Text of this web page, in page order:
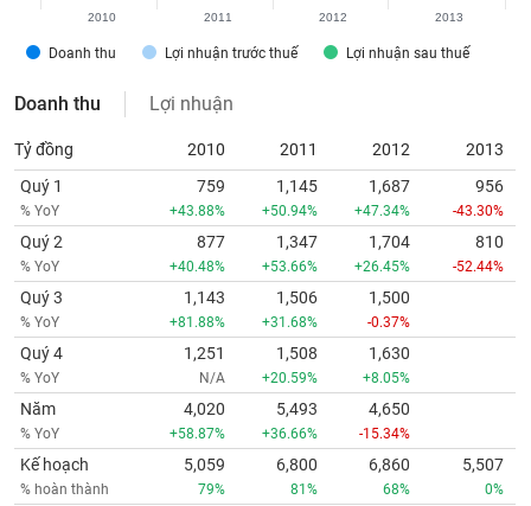
Doanh thu Lợi nhuận trước thuế Lợi nhuận sau thuế
2010 2011 2012 2013
Doanh thu Lợi nhuận
Tỷ đồng 2010 2011 2012
2013
Quý 1
% YoY
759
+43.88%
1,145
+50.94%
1,687
+47.34%
956
-43.30%
Quý 2
% YoY
877
+40.48%
1,347
+53.66%
1,704
+26.45%
810
-52.44%
Quý 3
% YoY
1,143
+81.88%
1,506
+31.68%
1,500
-0.37%
Quý 4
% YoY
1,251
N/A
1,508
+20.59%
1,630
+8.05%
Năm
% YoY
4,020
+58.87%
5,493
+36.66%
4,650
-15.34%
Kế hoạch
% hoàn thành
5,059
79%
6,800
81%
6,860
68%
5,507
0%